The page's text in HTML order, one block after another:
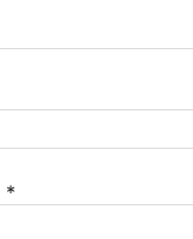
*